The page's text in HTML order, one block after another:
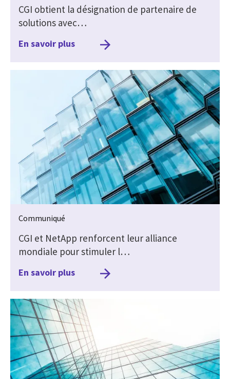
CGI obtient la désignation de partenaire de
solutions avec…
En savoir plus
Communiqué
CGI et NetApp renforcent leur alliance
mondiale pour stimuler l…
En savoir plus